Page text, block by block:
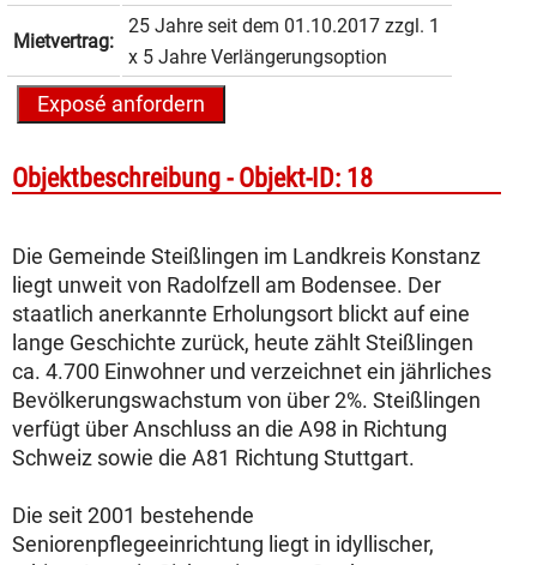
Mietvertrag:
25 Jahre seit dem 01.10.2017 zzgl. 1
x 5 Jahre Verlängerungsoption
Objekt­beschreibung - Objekt-ID: 18
Die Gemeinde Steißlingen im Landkreis Konstanz
liegt unweit von Radolfzell am Bodensee. Der
staatlich anerkannte Erholungsort blickt auf eine
lange Geschichte zurück, heute zählt Steißlingen
ca. 4.700 Einwohner und verzeichnet ein jährliches
Bevölkerungswachstum von über 2%. Steißlingen
verfügt über Anschluss an die A98 in Richtung
Schweiz sowie die A81 Richtung Stuttgart.
Die seit 2001 bestehende
Seniorenpflegeeinrichtung liegt in idyllischer,